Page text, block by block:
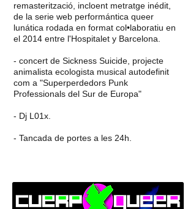
remasterització, incloent metratge inédit,
de la serie web performántica queer
lunática rodada en format col•laboratiu en
el 2014 entre l'Hospitalet y Barcelona.
- concert de Sickness Suicide, projecte
animalista ecologista musical autodefinit
com a "Superperdedors Punk
Professionals del Sur de Europa"
- Dj L01x.
- Tancada de portes a les 24h.